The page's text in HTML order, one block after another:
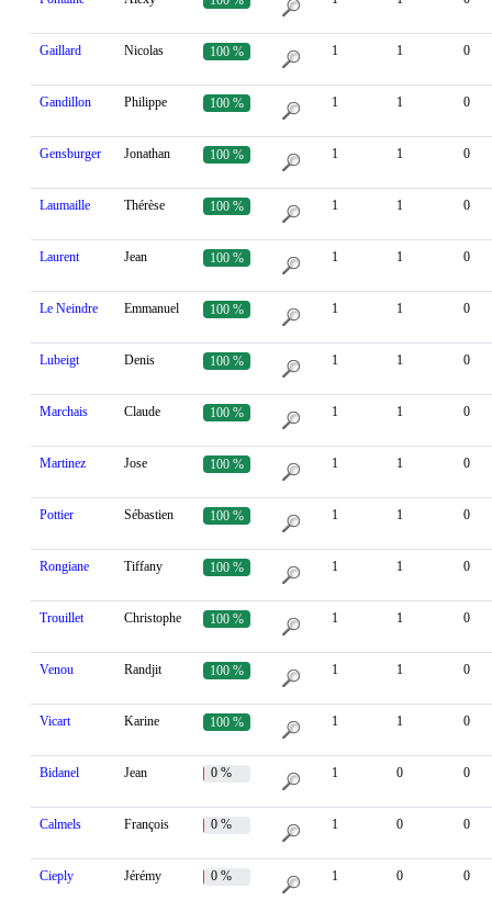
Gaillard Nicolas 100 % 1 1 0
Gandillon Philippe 100 % 1 1 0
Gensburger Jonathan 100 % 1 1 0
Laumaille Thérèse 100 % 1 1 0
Laurent Jean 100 % 1 1 0
Le Neindre Emmanuel 100 % 1 1 0
Lubeigt Denis 100 % 1 1 0
Marchais Claude 100 % 1 1 0
Martinez Jose 100 % 1 1 0
Pottier Sébastien 100 % 1 1 0
Rongiane Tiffany 100 % 1 1 0
Trouillet Christophe 100 % 1 1 0
Venou Randjit 100 % 1 1 0
Vicart Karine 100 % 1 1 0
Bidanel Jean 0 % 1 0 0
Calmels François 0 % 1 0 0
Cieply Jérémy 0 % 1 0 0